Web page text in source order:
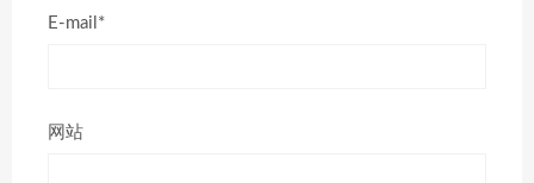
E-mail*
网站